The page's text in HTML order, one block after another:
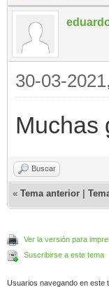
30-03-
Muchas
Buscar
« Tema anterior
Ver la versión para
Suscribirse a este tema
Usuarios navegando en este